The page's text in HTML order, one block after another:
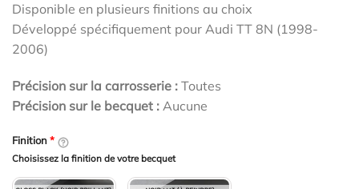
Disponible en plusieurs finitions au choix
Développé spécifiquement pour Audi TT 8N (1998-
2006)
Précision sur la carrosserie : Toutes
Précision sur le becquet : Aucune
Finition*
Choisissez la finition de votre becquet